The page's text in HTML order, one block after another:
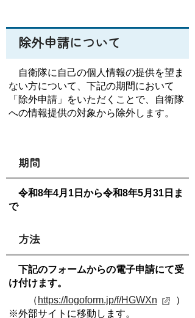
除外申請について
自衛隊に自己の個人情報の提供を望ま
ない方について、下記の期間において
「除外申請」をいただくことで、自衛隊
への情報提供の対象から除外します。
期間
令和8年4月1日から令和8年5月31日ま
で
方法
下記のフォームからの電子申請にて受
け付けます。
（ https://logoform.jp/f/HGWXn
）
※外部サイトに移動します。